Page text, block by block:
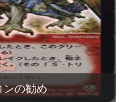
ンの勧め